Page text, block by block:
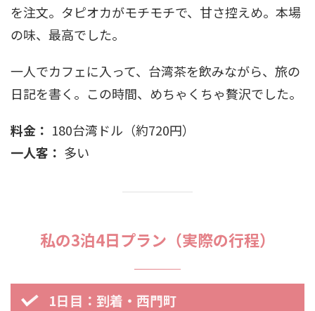
を注文。タピオカがモチモチで、甘さ控えめ。本場
の味、最高でした。
一人でカフェに入って、台湾茶を飲みながら、旅の
日記を書く。この時間、めちゃくちゃ贅沢でした。
料金： 180台湾ドル（約720円）
一人客： 多い
私の3泊4日プラン（実際の行程）
1日目：到着・西門町